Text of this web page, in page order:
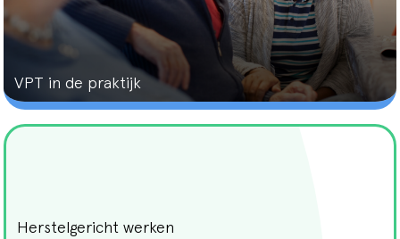
Informele zorg
Vertrouwd Thuis
Artikel
Kennisdossier
VPT in de praktijk
Herstelgericht werken